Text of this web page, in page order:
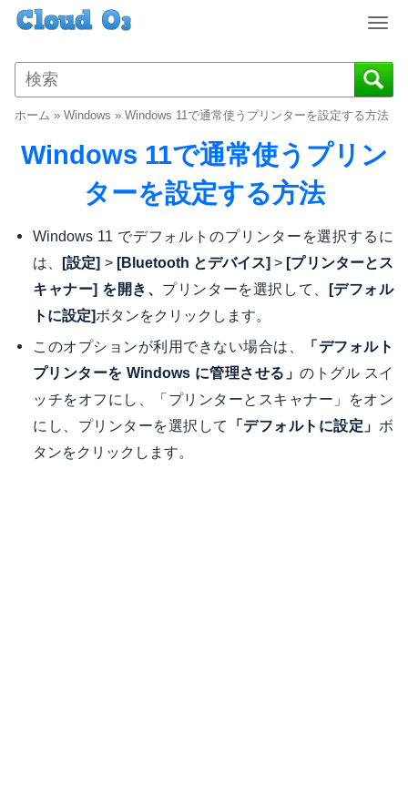
T
g
g
e
a
a
t
ホーム » Windows » Windows 11で通常使うプリンターを設定する方法
Windows 11で通常使うプリン
ターを設定する方法
Windows 11 でデフォルトのプリンターを選択するに
は、
[設定] > [Bluetooth とデバイス] > [プリンターとス
キャナー] を開き、 プリンターを選択して、
[デフォル
トに設定]ボタンをクリックします。
このオプションが利用できない場合は、
「デフォルト
プリンターを Windows に管理させる」のトグル スイ
ッチをオフにし、「プリンターとスキャナー」をオン
にし、プリンターを選択して
「デフォルトに設定」 ボ
タンをクリックします。